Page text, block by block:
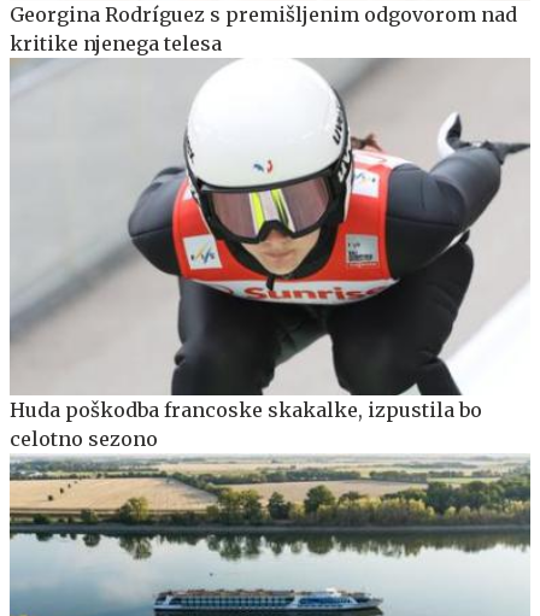
Georgina Rodríguez s premišljenim odgovorom nad
kritike njenega telesa
Huda poškodba francoske skakalke, izpustila bo
celotno sezono